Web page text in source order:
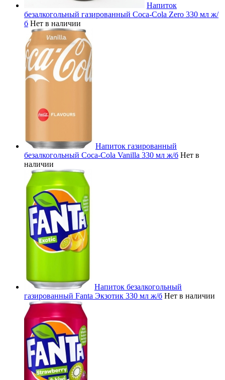
Напиток
безалкогольный газированный Coca-Cola Zero 330 мл ж/
б Нет в наличии
Напиток газированный
безалкогольный Coca-Cola Vanilla 330 мл ж/б Нет в
наличии
Напиток безалкогольный
газированный Fanta Экзотик 330 мл ж/б Нет в наличии